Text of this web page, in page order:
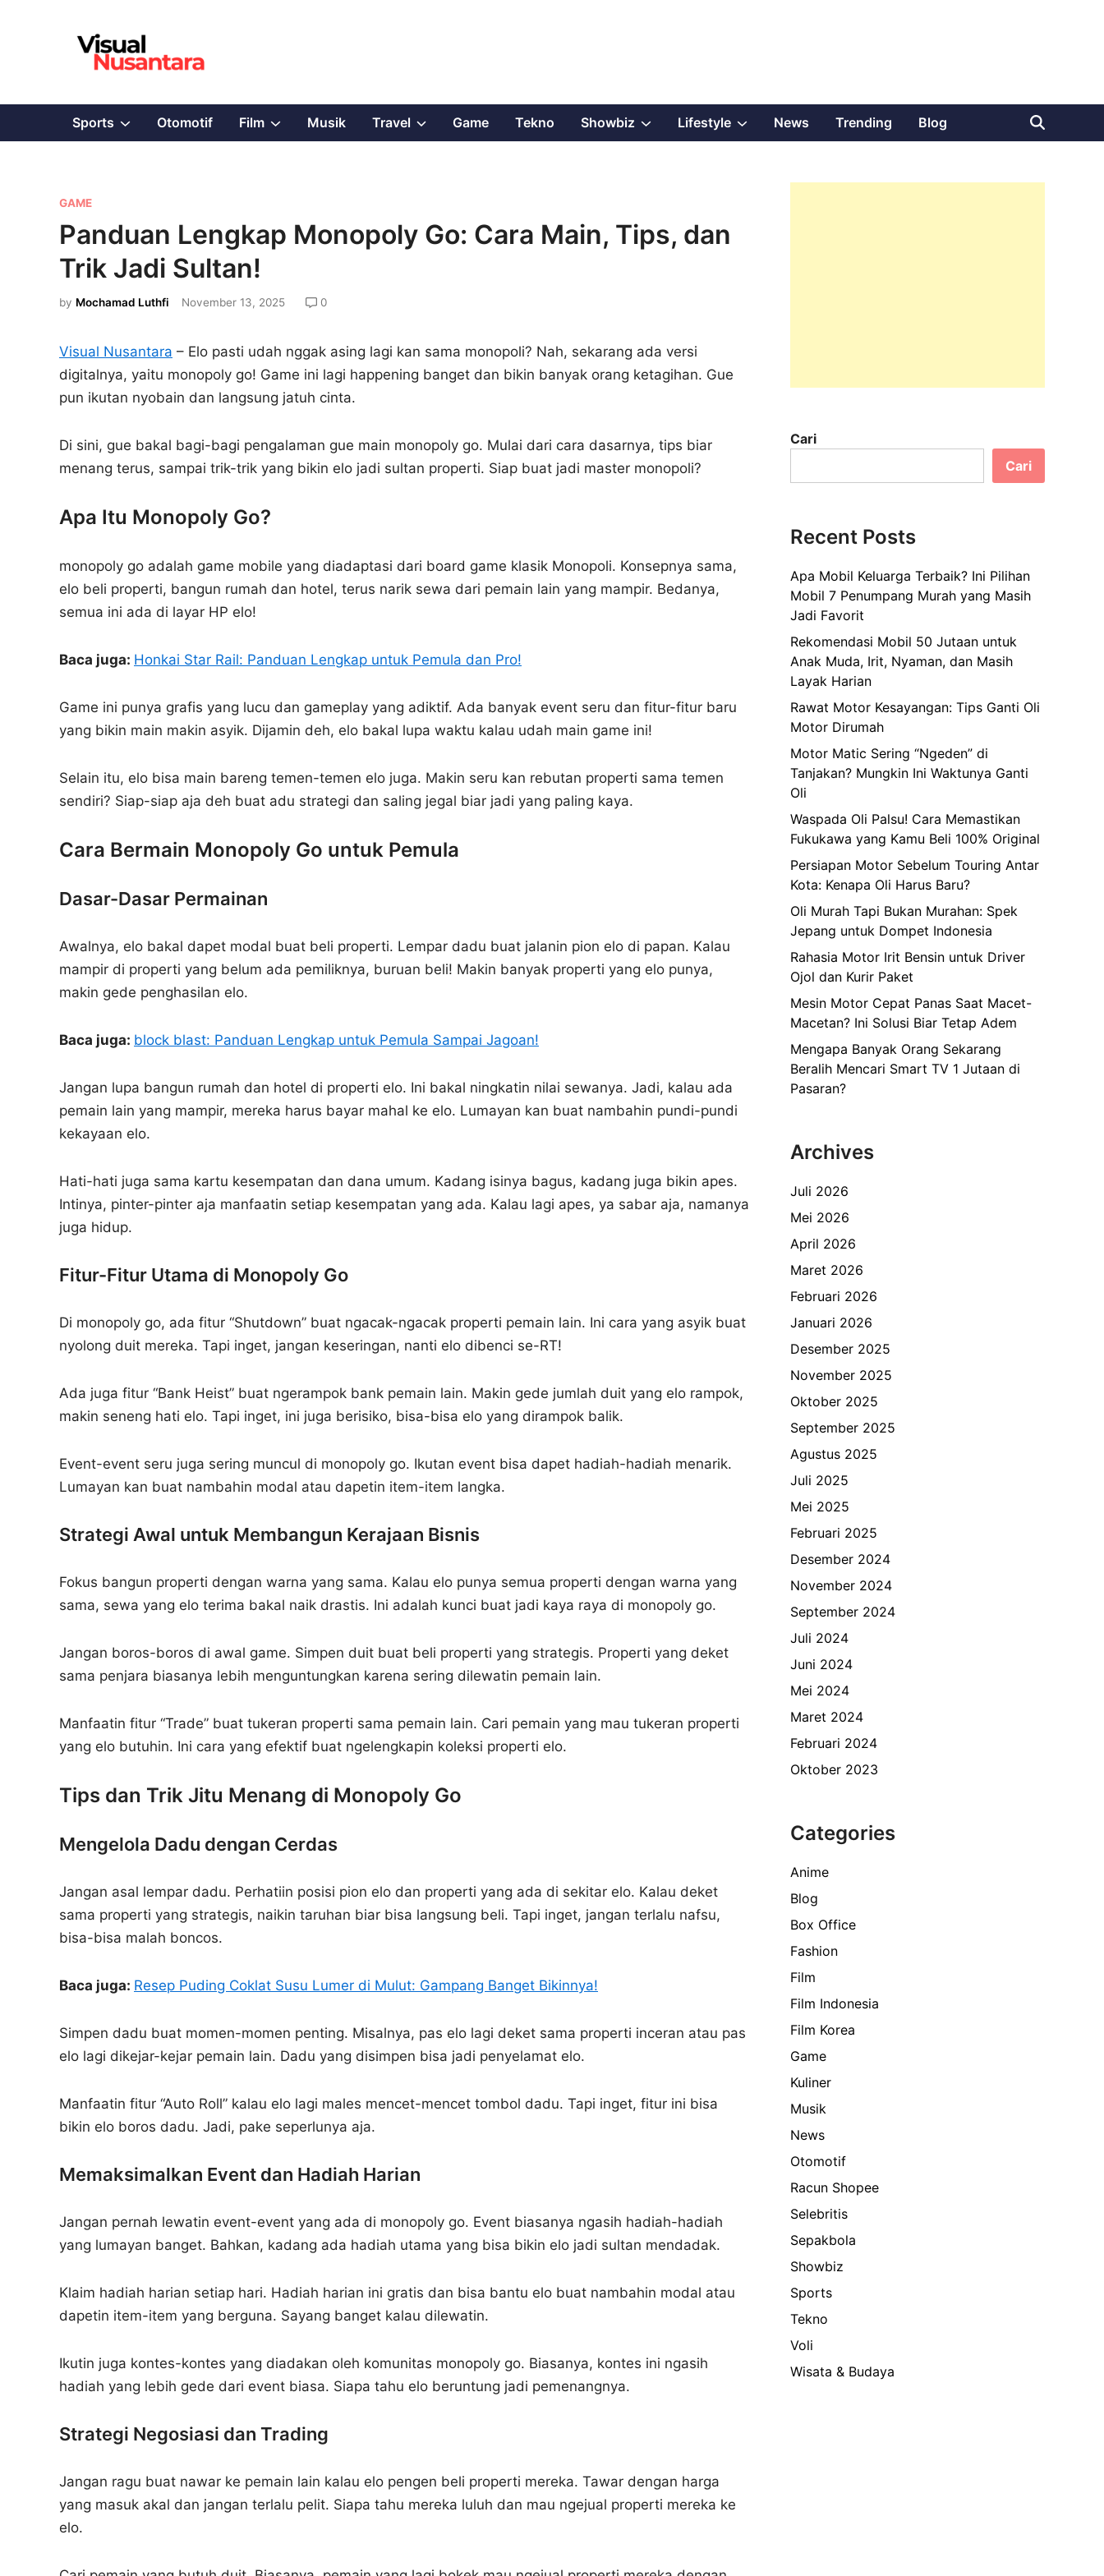
Sports ShowOtomotif Film ShowMusik Travel ShowGame Tekno Showbiz ShowLifestyle ShowNews Trending Blog
P
o
s
n
GAME
Panduan Lengkap Monopoly Go: Cara Main, Tips, dan
Trik Jadi Sultan!
by Mochamad Luthfi November 13, 2025 0
Visual Nusantara – Elo pasti udah nggak asing lagi kan sama monopoli? Nah, sekarang ada versi
digitalnya, yaitu monopoly go! Game ini lagi happening banget dan bikin banyak orang ketagihan. Gue
pun ikutan nyobain dan langsung jatuh cinta.
Di sini, gue bakal bagi-bagi pengalaman gue main monopoly go. Mulai dari cara dasarnya, tips biar
menang terus, sampai trik-trik yang bikin elo jadi sultan properti. Siap buat jadi master monopoli?
Apa Itu Monopoly Go?
monopoly go adalah game mobile yang diadaptasi dari board game klasik Monopoli. Konsepnya sama,
elo beli properti, bangun rumah dan hotel, terus narik sewa dari pemain lain yang mampir. Bedanya,
semua ini ada di layar HP elo!
Baca juga: Honkai Star Rail: Panduan Lengkap untuk Pemula dan Pro!
Game ini punya grafis yang lucu dan gameplay yang adiktif. Ada banyak event seru dan fitur-fitur baru
yang bikin main makin asyik. Dijamin deh, elo bakal lupa waktu kalau udah main game ini!
Selain itu, elo bisa main bareng temen-temen elo juga. Makin seru kan rebutan properti sama temen
sendiri? Siap-siap aja deh buat adu strategi dan saling jegal biar jadi yang paling kaya.
Cara Bermain Monopoly Go untuk Pemula
Dasar-Dasar Permainan
Awalnya, elo bakal dapet modal buat beli properti. Lempar dadu buat jalanin pion elo di papan. Kalau
mampir di properti yang belum ada pemiliknya, buruan beli! Makin banyak properti yang elo punya,
makin gede penghasilan elo.
Baca juga: block blast: Panduan Lengkap untuk Pemula Sampai Jagoan!
Jangan lupa bangun rumah dan hotel di properti elo. Ini bakal ningkatin nilai sewanya. Jadi, kalau ada
pemain lain yang mampir, mereka harus bayar mahal ke elo. Lumayan kan buat nambahin pundi-pundi
kekayaan elo.
Hati-hati juga sama kartu kesempatan dan dana umum. Kadang isinya bagus, kadang juga bikin apes.
Intinya, pinter-pinter aja manfaatin setiap kesempatan yang ada. Kalau lagi apes, ya sabar aja, namanya
juga hidup.
Fitur-Fitur Utama di Monopoly Go
Di monopoly go, ada fitur “Shutdown” buat ngacak-ngacak properti pemain lain. Ini cara yang asyik buat
nyolong duit mereka. Tapi inget, jangan keseringan, nanti elo dibenci se-RT!
Ada juga fitur “Bank Heist” buat ngerampok bank pemain lain. Makin gede jumlah duit yang elo rampok,
makin seneng hati elo. Tapi inget, ini juga berisiko, bisa-bisa elo yang dirampok balik.
Event-event seru juga sering muncul di monopoly go. Ikutan event bisa dapet hadiah-hadiah menarik.
Lumayan kan buat nambahin modal atau dapetin item-item langka.
Strategi Awal untuk Membangun Kerajaan Bisnis
Fokus bangun properti dengan warna yang sama. Kalau elo punya semua properti dengan warna yang
sama, sewa yang elo terima bakal naik drastis. Ini adalah kunci buat jadi kaya raya di monopoly go.
Jangan boros-boros di awal game. Simpen duit buat beli properti yang strategis. Properti yang deket
sama penjara biasanya lebih menguntungkan karena sering dilewatin pemain lain.
Manfaatin fitur “Trade” buat tukeran properti sama pemain lain. Cari pemain yang mau tukeran properti
yang elo butuhin. Ini cara yang efektif buat ngelengkapin koleksi properti elo.
Tips dan Trik Jitu Menang di Monopoly Go
Mengelola Dadu dengan Cerdas
Jangan asal lempar dadu. Perhatiin posisi pion elo dan properti yang ada di sekitar elo. Kalau deket
sama properti yang strategis, naikin taruhan biar bisa langsung beli. Tapi inget, jangan terlalu nafsu,
bisa-bisa malah boncos.
Baca juga: Resep Puding Coklat Susu Lumer di Mulut: Gampang Banget Bikinnya!
Simpen dadu buat momen-momen penting. Misalnya, pas elo lagi deket sama properti inceran atau pas
elo lagi dikejar-kejar pemain lain. Dadu yang disimpen bisa jadi penyelamat elo.
Manfaatin fitur “Auto Roll” kalau elo lagi males mencet-mencet tombol dadu. Tapi inget, fitur ini bisa
bikin elo boros dadu. Jadi, pake seperlunya aja.
Memaksimalkan Event dan Hadiah Harian
Jangan pernah lewatin event-event yang ada di monopoly go. Event biasanya ngasih hadiah-hadiah
yang lumayan banget. Bahkan, kadang ada hadiah utama yang bisa bikin elo jadi sultan mendadak.
Klaim hadiah harian setiap hari. Hadiah harian ini gratis dan bisa bantu elo buat nambahin modal atau
dapetin item-item yang berguna. Sayang banget kalau dilewatin.
Ikutin juga kontes-kontes yang diadakan oleh komunitas monopoly go. Biasanya, kontes ini ngasih
hadiah yang lebih gede dari event biasa. Siapa tahu elo beruntung jadi pemenangnya.
Strategi Negosiasi dan Trading
Jangan ragu buat nawar ke pemain lain kalau elo pengen beli properti mereka. Tawar dengan harga
yang masuk akal dan jangan terlalu pelit. Siapa tahu mereka luluh dan mau ngejual properti mereka ke
elo.
Cari
Cari
Recent Posts
Apa Mobil Keluarga Terbaik? Ini Pilihan
Mobil 7 Penumpang Murah yang Masih
Jadi Favorit
Rekomendasi Mobil 50 Jutaan untuk
Anak Muda, Irit, Nyaman, dan Masih
Layak Harian
Rawat Motor Kesayangan: Tips Ganti Oli
Motor Dirumah
Motor Matic Sering “Ngeden” di
Tanjakan? Mungkin Ini Waktunya Ganti
Oli
Waspada Oli Palsu! Cara Memastikan
Fukukawa yang Kamu Beli 100% Original
Persiapan Motor Sebelum Touring Antar
Kota: Kenapa Oli Harus Baru?
Oli Murah Tapi Bukan Murahan: Spek
Jepang untuk Dompet Indonesia
Rahasia Motor Irit Bensin untuk Driver
Ojol dan Kurir Paket
Mesin Motor Cepat Panas Saat Macet-
Macetan? Ini Solusi Biar Tetap Adem
Mengapa Banyak Orang Sekarang
Beralih Mencari Smart TV 1 Jutaan di
Pasaran?
Archives
Juli 2026
Mei 2026
April 2026
Maret 2026
Februari 2026
Januari 2026
Desember 2025
November 2025
Oktober 2025
September 2025
Agustus 2025
Juli 2025
Mei 2025
Februari 2025
Desember 2024
November 2024
September 2024
Juli 2024
Juni 2024
Mei 2024
Maret 2024
Februari 2024
Oktober 2023
Categories
Anime
Blog
Box Office
Fashion
Film
Film Indonesia
Film Korea
Game
Kuliner
Musik
News
Otomotif
Racun Shopee
Selebritis
Sepakbola
Showbiz
Sports
Tekno
Voli
Wisata & Budaya